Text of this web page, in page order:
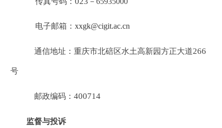
电子邮箱： xxgk@cigit.ac.cn
通信地址：重庆市北碚区水土高新园方正大道266
号
邮政编码： 400714
监督与投诉